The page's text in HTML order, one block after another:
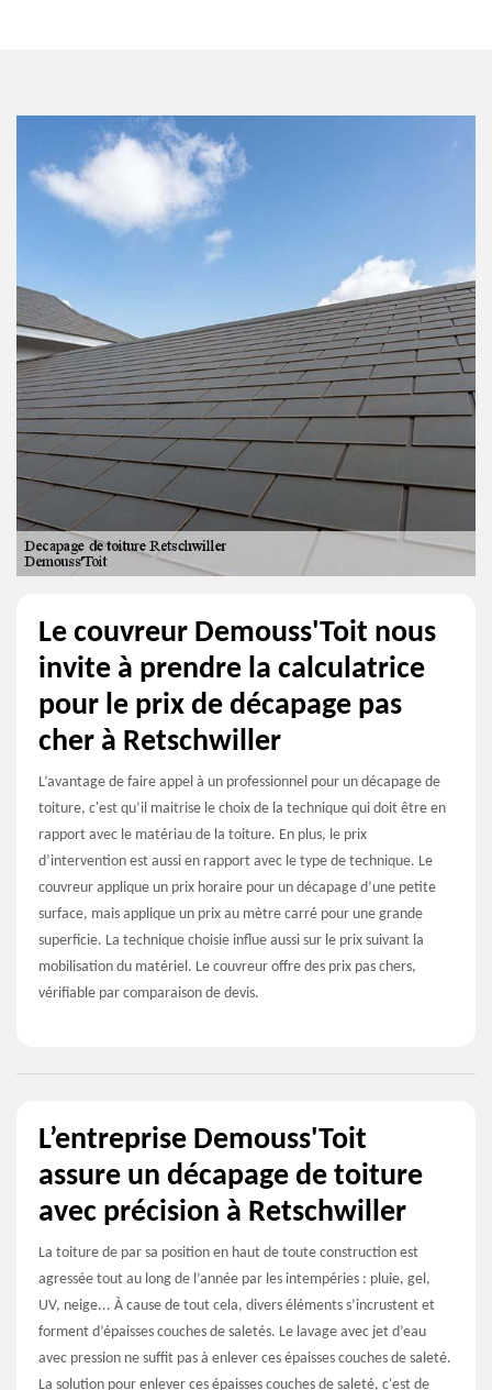
Le couvreur Demouss'Toit nous
invite à prendre la calculatrice
pour le prix de décapage pas
cher à Retschwiller
L’avantage de faire appel à un professionnel pour un décapage de
toiture, c'est qu’il maitrise le choix de la technique qui doit être en
rapport avec le matériau de la toiture. En plus, le prix
d’intervention est aussi en rapport avec le type de technique. Le
couvreur applique un prix horaire pour un décapage d’une petite
surface, mais applique un prix au mètre carré pour une grande
superficie. La technique choisie influe aussi sur le prix suivant la
mobilisation du matériel. Le couvreur offre des prix pas chers,
vérifiable par comparaison de devis.
L’entreprise Demouss'Toit
assure un décapage de toiture
avec précision à Retschwiller
La toiture de par sa position en haut de toute construction est
agressée tout au long de l’année par les intempéries : pluie, gel,
UV, neige... À cause de tout cela, divers éléments s’incrustent et
forment d’épaisses couches de saletés. Le lavage avec jet d’eau
avec pression ne suffit pas à enlever ces épaisses couches de saleté.
La solution pour enlever ces épaisses couches de saleté, c'est de